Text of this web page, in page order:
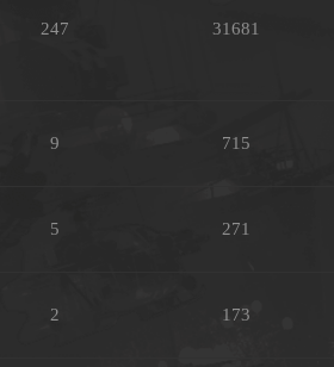
247 31681
9 715
5 271
2 173